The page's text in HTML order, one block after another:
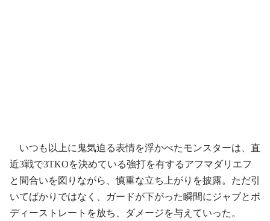
いつも以上に鬼気迫る表情を浮かべたモンスターは、直
近3戦で3TKOを決めている強打を有するアフマダリエフ
と間合いを図りながら、慎重な立ち上がりを披露。ただ引
いてばかりではなく、ガードが下がった瞬間にジャブとボ
ディーストレートを放ち、ダメージを与えていった。